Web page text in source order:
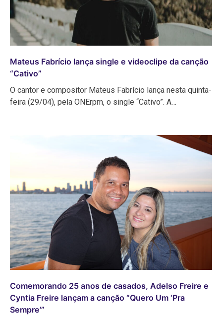
Mateus Fabrício lança single e videoclipe da canção
“Cativo”
O cantor e compositor Mateus Fabrício lança nesta quinta-
feira (29/04), pela ONErpm, o single “Cativo”. A…
Comemorando 25 anos de casados, Adelso Freire e
Cyntia Freire lançam a canção “Quero Um ‘Pra
Sempre’”